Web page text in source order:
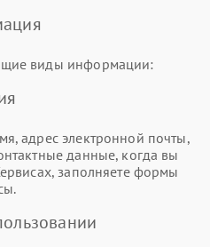
виды информации:
адрес электронной почты,
данные, когда вы
заполняете формы